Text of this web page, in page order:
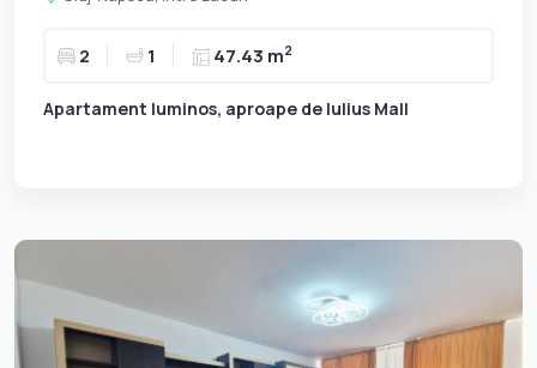
2 1 47.43 m2
Apartament luminos, aproape de Iulius Mall